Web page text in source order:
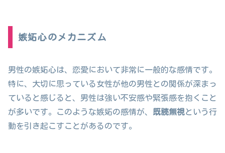
嫉妬心のメカニズム
男性の嫉妬心は、恋愛において非常に一般的な感情です。
特に、大切に思っている女性が他の男性との関係が深まっ
ていると感じると、男性は強い不安感や緊張感を抱くこと
が多いです。このような嫉妬の感情が、
既読無視という行
動を引き起こすことがあるのです。